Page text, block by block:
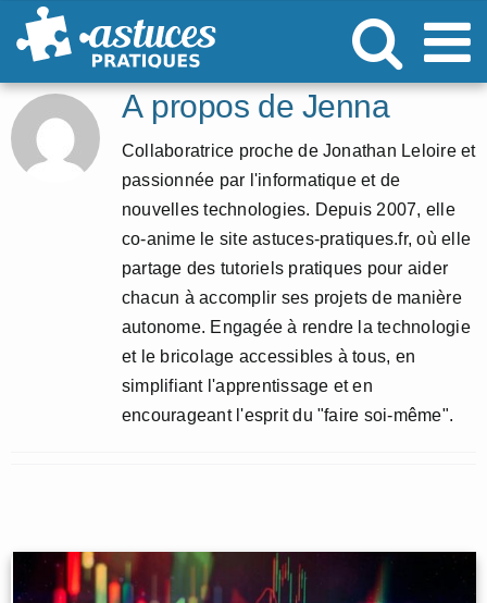
Passer
au
À propos de Jenna
Collaboratrice proche de Jonathan Leloire et
passionnée par l'informatique et de
nouvelles technologies. Depuis 2007, elle
co-anime le site astuces-pratiques.fr, où elle
partage des tutoriels pratiques pour aider
chacun à accomplir ses projets de manière
autonome. Engagée à rendre la technologie
et le bricolage accessibles à tous, en
simplifiant l'apprentissage et en
encourageant l'esprit du "faire soi-même".